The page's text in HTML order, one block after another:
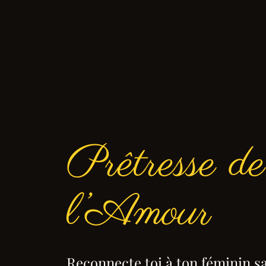
Prêtresse de
l’Amour